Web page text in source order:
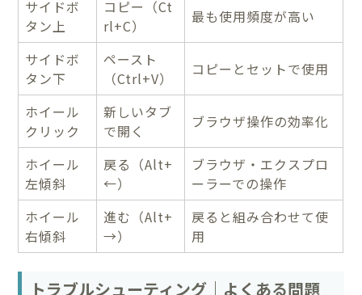
サイドボ
タン上
コピー（Ct
rl+C）
最も使用頻度が高い
サイドボ
タン下
ペースト
（Ctrl+V）
コピーとセットで使用
ホイール
クリック
新しいタブ
で開く
ブラウザ操作の効率化
ホイール
左傾斜
戻る（Alt+
←）
ブラウザ・エクスプロ
ーラーでの操作
ホイール
右傾斜
進む（Alt+
→）
戻ると組み合わせて使
用
トラブルシューティング｜よくある問題